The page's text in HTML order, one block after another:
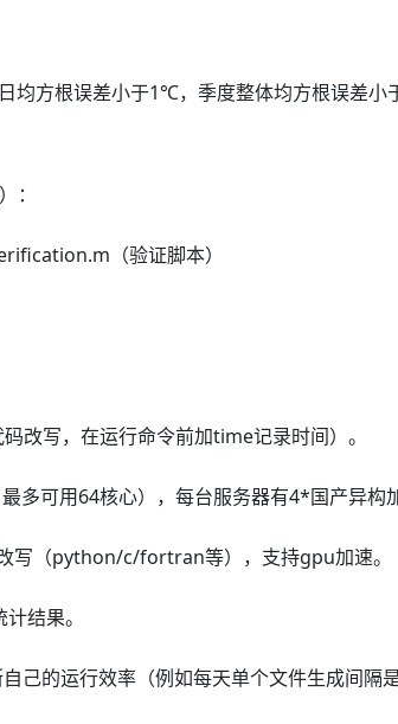
均方根误差小于1℃，季度整体均方根误差
：
（验证脚本）
改写，在运行命令前加time记录时间）。
多可用64核心），每台服务器有4*国产异构
写（python/c/fortran等），支持gpu加速。
结果。
己的运行效率（例如每天单个文件生成间隔